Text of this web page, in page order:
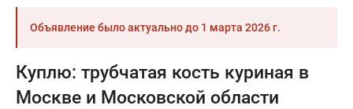
Объявление было актуально до 1 марта 2026 г.
Куплю: трубчатая кость куриная в
Москве и Московской области